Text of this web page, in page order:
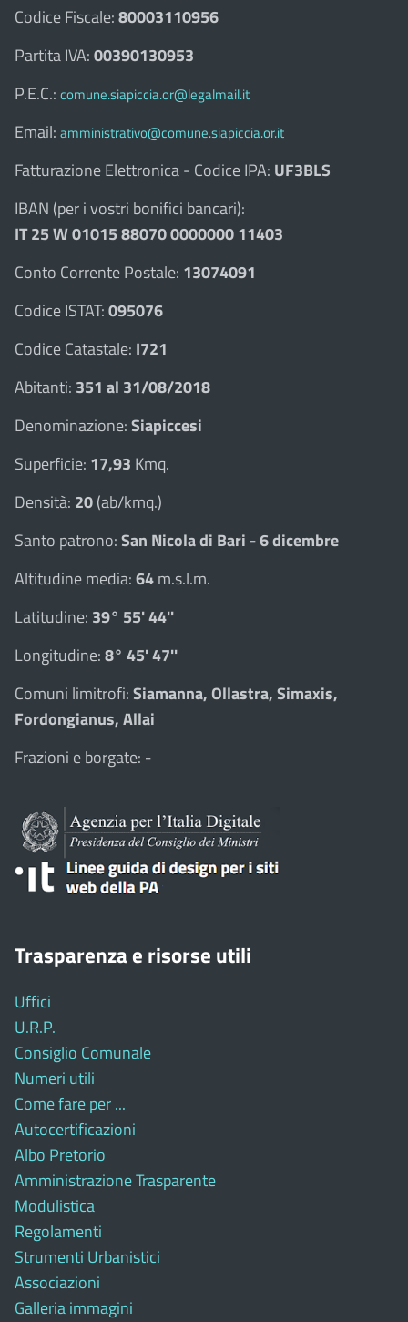
Codice Fiscale:80003110956
Partita IVA:00390130953
P.E.C.: comune.siapiccia.or@legalmail.it
Email: amministrativo@comune.siapiccia.or.it
Fatturazione Elettronica - Codice IPA: UF3BLS
IBAN (per i vostri bonifici bancari):
IT 25 W 01015 88070 0000000 11403
Conto Corrente Postale: 13074091
Codice ISTAT:095076
Codice Catastale: I721
Abitanti: 351 al 31/08/2018
Denominazione:Siapiccesi
Superficie: 17,93 Kmq.
Densità: 20(ab/kmq.)
Santo patrono:San Nicola di Bari - 6 dicembre
Altitudine media:64m.s.l.m.
Latitudine: 39° 55' 44''
Longitudine:8° 45' 47''
Comuni limitrofi:Siamanna, Ollastra, Simaxis,
Fordongianus, Allai
Frazioni e borgate: -
Trasparenza e risorse utili
Uffici
U.R.P.
Consiglio Comunale
Numeri utili
Come fare per ...
Autocertificazioni
Albo Pretorio
Amministrazione Trasparente
Modulistica
Regolamenti
Strumenti Urbanistici
Associazioni
Galleria immagini